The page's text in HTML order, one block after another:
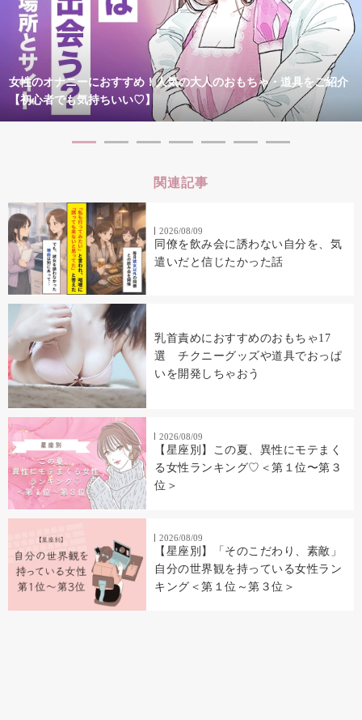
女性のオナニーにおすすめ！人気の大人のおもちゃ・道具をご紹介
【初心者でも気持ちいい♡】
関連記事
2026/08/09
同僚を飲み会に誘わない自分を、気
遣いだと信じたかった話
乳首責めにおすすめのおもちゃ17
選 チクニーグッズや道具でおっぱ
いを開発しちゃおう
2026/08/09
【星座別】この夏、異性にモテまく
る女性ランキング♡＜第１位〜第３
位＞
2026/08/09
【星座別】「そのこだわり、素敵」
自分の世界観を持っている女性ラン
キング＜第１位～第３位＞